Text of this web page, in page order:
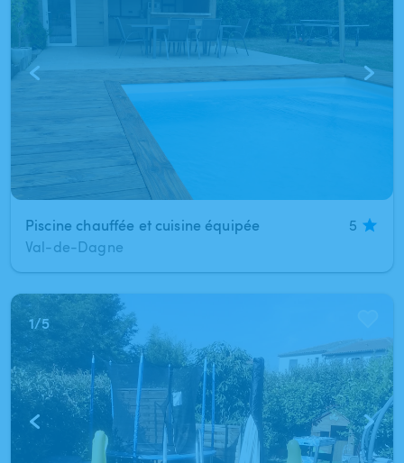
Piscine chauffée et cuisine équipée
5
Val-de-Dagne
1/5